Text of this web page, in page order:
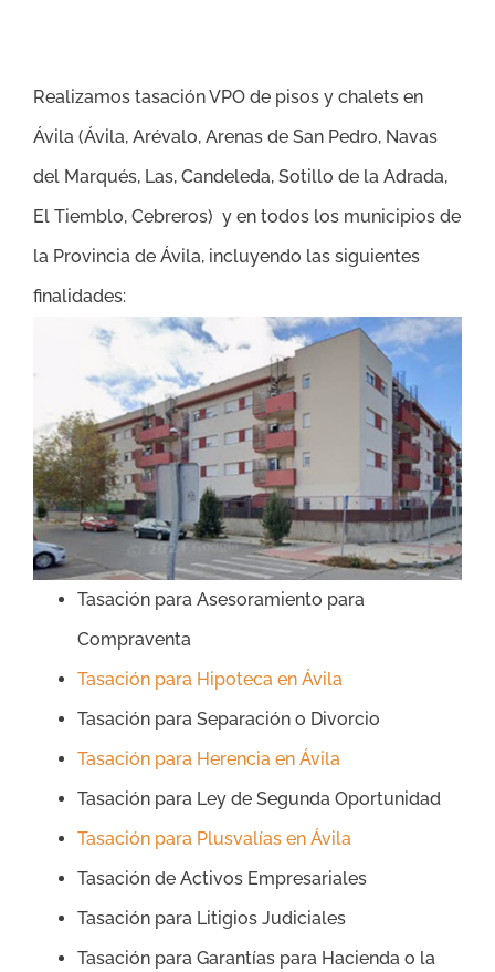
Realizamos tasación VPO de pisos y chalets en
Ávila (Ávila, Arévalo, Arenas de San Pedro, Navas
del Marqués, Las, Candeleda, Sotillo de la Adrada,
El Tiemblo, Cebreros) y en todos los municipios de
la Provincia de Ávila, incluyendo las siguientes
finalidades:
Tasación para Asesoramiento para
Compraventa
Tasación para Hipoteca en Ávila
Tasación para Separación o Divorcio
Tasación para Herencia en Ávila
Tasación para Ley de Segunda Oportunidad
Tasación para Plusvalías en Ávila
Tasación de Activos Empresariales
Tasación para Litigios Judiciales
Tasación para Garantías para Hacienda o la